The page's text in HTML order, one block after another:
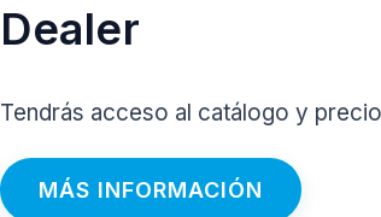
Dealer
Tendrás acceso al catálogo y
MÁS INFORMACIÓN